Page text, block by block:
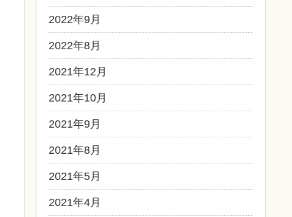
2022年9月
2022年8月
2021年12月
2021年10月
2021年9月
2021年8月
2021年5月
2021年4月